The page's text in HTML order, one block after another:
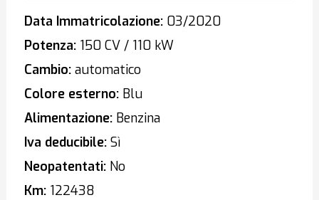
Data Immatricolazione:03/2020
Potenza:150 CV / 110 kW
Cambio:automatico
Colore esterno:Blu
Alimentazione:Benzina
Iva deducibile:Sì
Neopatentati:No
Km:122438